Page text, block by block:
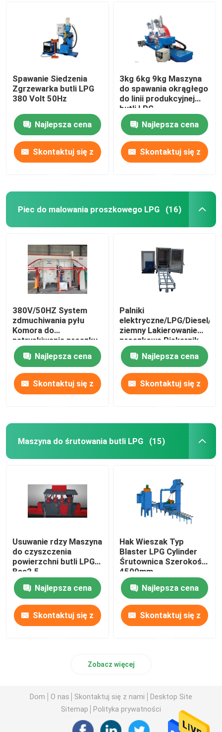
Spawanie Siedzenia
Zgrzewarka butli LPG
380 Volt 50Hz
Najlepsza cena
Skontaktuj się z
3kg 6kg 9kg Maszyna
do spawania okrągłego
do linii produkcyjnej
butli LPG
Najlepsza cena
Skontaktuj się z
Piec do malowania proszkowego LPG (16)
380V/50HZ System
zdmuchiwania pyłu
Komora do
natryskiwania proszku
Tryb transportu
wiszącegoNajlepsza cena
Skontaktuj się z
Palniki
elektryczne/LPG/Diesel/
ziemny Lakierowanie
proszkowe Piekarnik
do powlekania metalu
Najlepsza cena
Skontaktuj się z
Maszyna do śrutowania butli LPG (15)
Usuwanie rdzy Maszyna
do czyszczenia
powierzchni butli LPG
Bsa2.5
Najlepsza cena
Skontaktuj się z
Hak Wieszak Typ
Blaster LPG Cylinder
Śrutownica Szerokość
4500mm
Najlepsza cena
Skontaktuj się z
Zobacz więcej
Dom O nas Skontaktuj się z nami
Desktop Site
Sitemap
Polityka prywatności